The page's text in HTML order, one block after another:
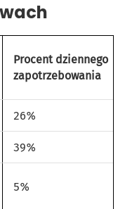
Procent dziennego
zapotrzebowania
26%
39%
5%